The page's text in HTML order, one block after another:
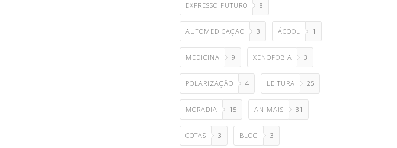
EXPRESSO FUTURO 8
AUTOMEDICAÇÃO 3 ÁCOOL 1
MEDICINA 9 XENOFOBIA 3
POLARIZAÇÃO 4 LEITURA 25
MORADIA 15 ANIMAIS 31
COTAS 3 BLOG 3